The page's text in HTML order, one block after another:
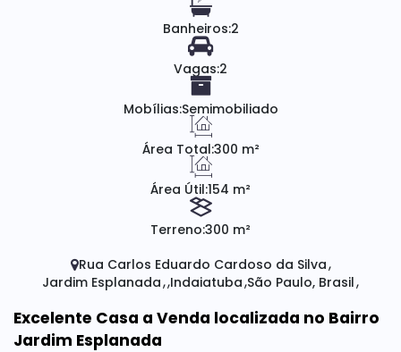
Banheiros:2
Vagas:2
Mobílias:Semimobiliado
Área Total:300 m²
Área Útil:154 m²
Terreno:300 m²
Rua Carlos Eduardo Cardoso da Silva
Jardim Esplanada Indaiatuba São Paulo, Brasil
Excelente Casa a Venda localizada no Bairro
Jardim Esplanada